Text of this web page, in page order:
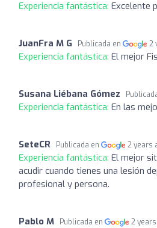
Experiencia fantástica: Excelente
JuanFra M G Publicada en 2
Experiencia fantástica: El mejor
Susana Liébana Gómez
Experiencia fantástica: En las
SeteCR Publicada en 2 years
Experiencia fantástica: El mejor
acudir cuando tienes una lesión
profesional y persona.
Pablo M Publicada en 2